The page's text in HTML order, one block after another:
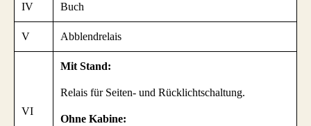
IV Buch
V Abblendrelais
VI
Mit Stand:
Relais für Seiten- und Rücklichtschaltung.
Ohne Kabine: